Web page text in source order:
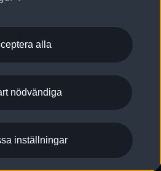
- Hur påverkas min bil av detta?
Återförsäljare
om dataläcka
cookies
alla
nödvändiga
inställningar